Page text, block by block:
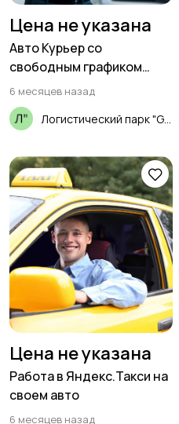
Цена не указана
Авто Курьер со
свободным графиком
(18+)
6 месяцев назад
Цена не указана
Работа в Яндекс.Такси на
своем авто
6 месяцев назад